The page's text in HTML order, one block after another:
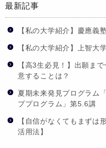
最新記事
【私の大学紹介】慶應義
【私の大学紹介】上智大
【高3生必見！】出願ま
意することは？
夏期未来発見プログラム
ププログラム」第5.6講
【自信がなくてもまず
活用法】